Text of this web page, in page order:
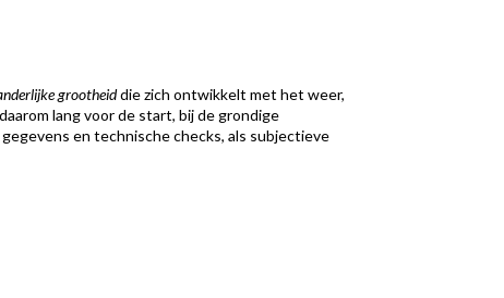
grootheiddie zich ontwikkelt met het weer,
lang voor de start, bij de grondige
en technische checks, als subjectieve